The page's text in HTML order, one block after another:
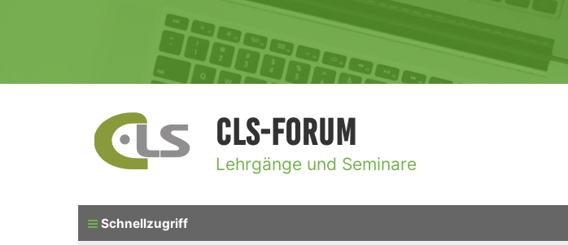
CLS-Forum
Lehrgänge und Seminare
Schnellzugriff